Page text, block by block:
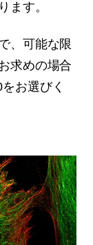
ます。
、可能な限
求めの場合
お選びく